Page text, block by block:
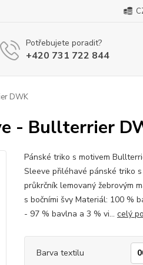
Potřebujete poradit?
+420 731 722 844
DWK
- Bullterrier
Pánské triko s motivem
Sleeve přiléhavé pánské triko
průkrčník lemovaný žebrovým
s bočními švy Materiál: 100 %
- 97 % bavlna a 3 % vi... celý
Barva textilu